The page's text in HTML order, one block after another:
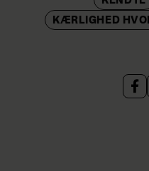
KÆRLIGHED